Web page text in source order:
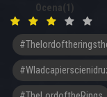
Ocena(1)